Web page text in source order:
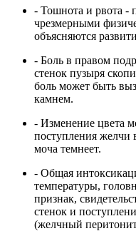
- Тошнота и рвота -
чрезмерными
объясняются
- Боль в правом
стенок пузыря
боль может быть
камнем.
- Изменение цвета
поступления желчи
моча темнеет.
- Общая
температуры,
признак,
стенок и
(желчный